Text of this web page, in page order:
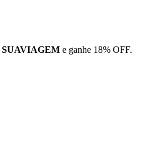
SUAVIAGEM e ganhe 18% OFF.